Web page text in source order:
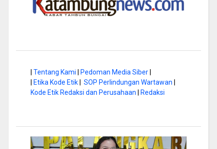
Tentang Kami Pedoman Media Siber|
Etika Kode Etik| SOP Perlindungan Wartawan
Kode Etik Redaksi dan Perusahaan
Redaksi